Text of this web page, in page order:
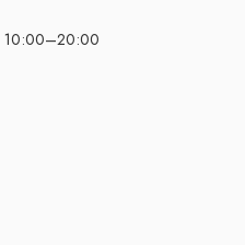
10:00–20:00